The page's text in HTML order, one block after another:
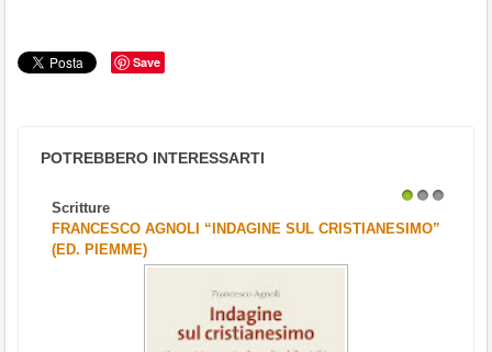
Save
POTREBBERO INTERESSARTI
Scritture
FRANCESCO AGNOLI “INDAGINE SUL CRISTIANESIMO”
(ED. PIEMME)